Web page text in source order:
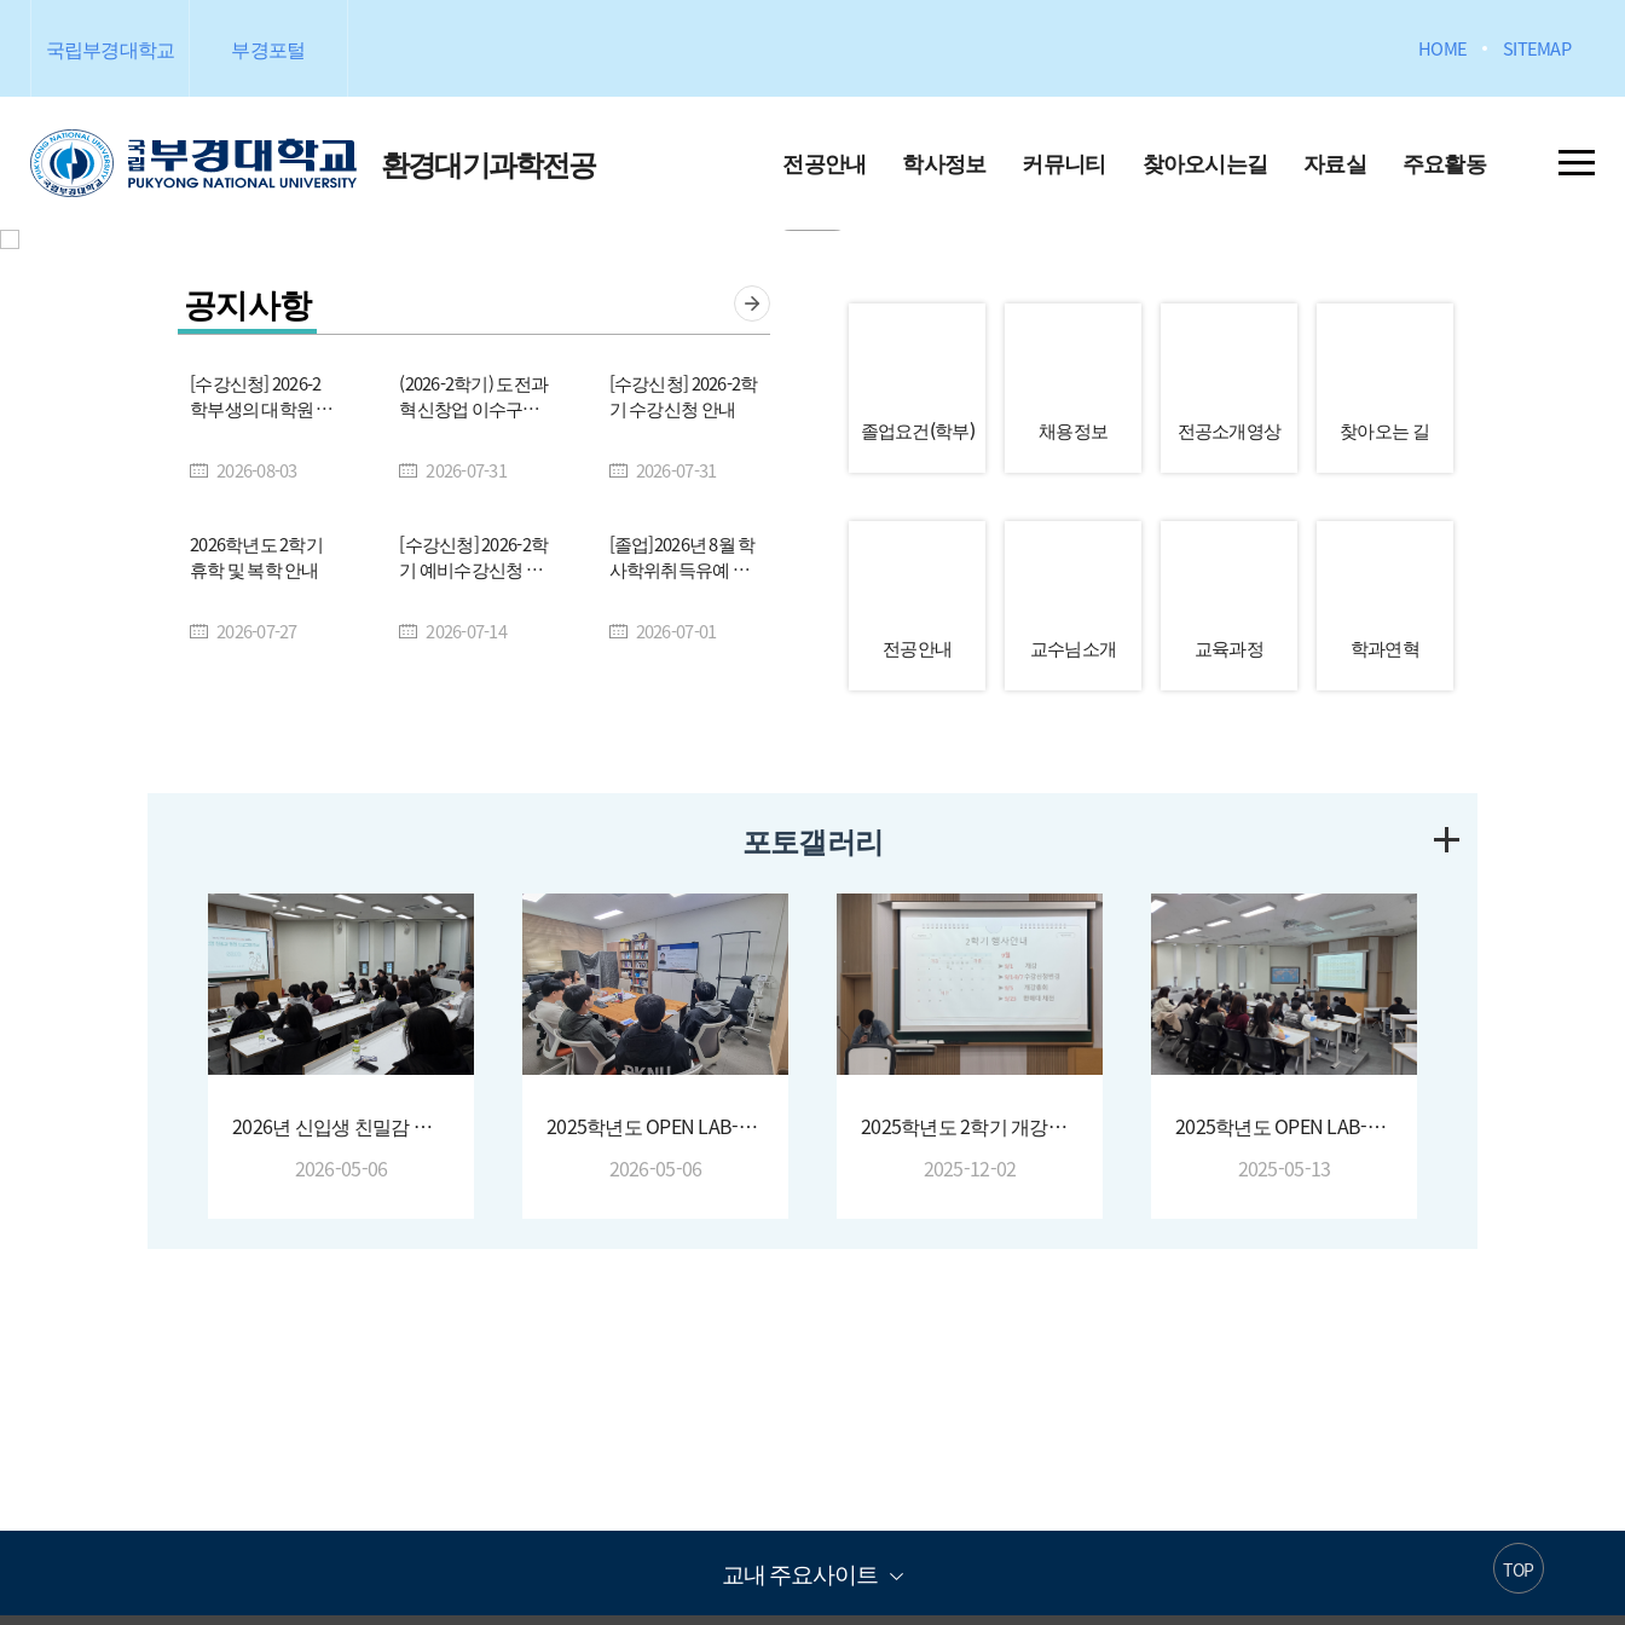
국립부경대학교 부경포털 HOME SITEMAP
환경대기과학전공 전공안내
상
학사정보 커뮤니티 찾아오시는길 자료실 주요활동
공지사항
[수강신청] 2026-2
학부생의 대학원 교
(석사과정 전공과목
이수신청)
2026-08-03
(2026-2학기) 도전과
혁신창업 이수구분
선) 2026-07-31
[수강신청] 2026-2학
기 수강신청 안내
2026-07-31
2026학년도 2학기
휴학 및 복학 안내
2026-07-27
[수강신청] 2026-2학
기 예비수강신청 안
(월)~7. 22.(수)
10:00~23:59)
2026-07-14
[졸업]2026년 8월 학
사학위취득유예 및
2026-07-01
졸업요건(학부) 채용정보 전공소개영상 찾아오는 길
전공안내 교수님소개 교육과정 학과연혁
포토갤러리
2026년 신입생 친밀감 형성 프로그램
2026-05-06
2025학년도 OPEN LAB-ATMOS:OPEN ②(2025. 11. 12.)
2026-05-06
2025학년도 2학기 개강총회(2025. 9.)
2025-12-02
2025학년도 OPEN LAB-ATMOS:OPEN ①(2025. 4. 30.)
2025-05-13
TOP
교내 주요사이트